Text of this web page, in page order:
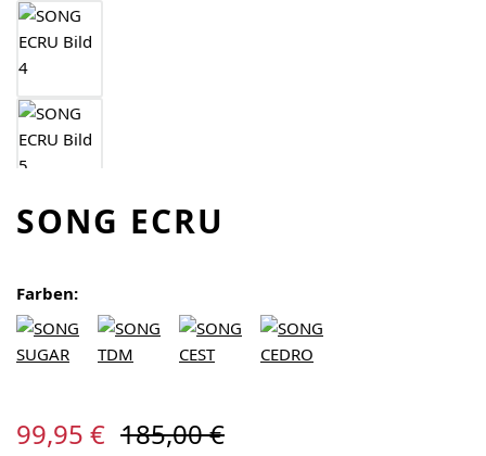
SONG ECRU
Farben:
Verkaufspreis:
99,95 € Regulärer Preis:
185,00 €